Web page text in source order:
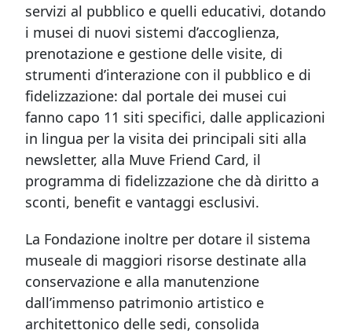
servizi al pubblico e quelli educativi, dotando
i musei di nuovi sistemi d’accoglienza,
prenotazione e gestione delle visite, di
strumenti d’interazione con il pubblico e di
fidelizzazione: dal portale dei musei cui
fanno capo 11 siti specifici, dalle applicazioni
in lingua per la visita dei principali siti alla
newsletter, alla Muve Friend Card, il
programma di fidelizzazione che dà diritto a
sconti, benefit e vantaggi esclusivi.
La Fondazione inoltre per dotare il sistema
museale di maggiori risorse destinate alla
conservazione e alla manutenzione
dall’immenso patrimonio artistico e
architettonico delle sedi, consolida